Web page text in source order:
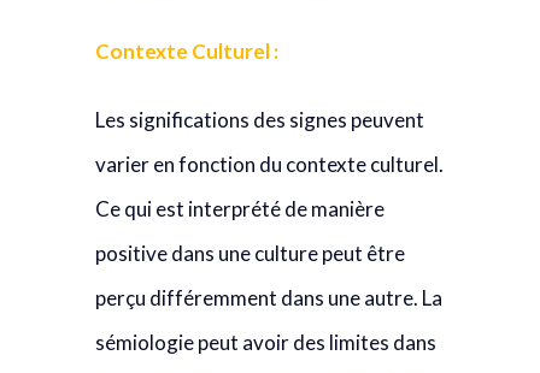
Contexte Culturel :
Les significations des signes peuvent
varier en fonction du contexte culturel.
Ce qui est interprété de manière
positive dans une culture peut être
perçu différemment dans une autre. La
sémiologie peut avoir des limites dans